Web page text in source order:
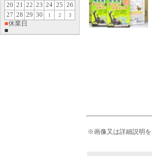
※画像又は詳細説明を
20 21 22 23 24 25 26
27 28 29 30 1 2 3
■休業日
■